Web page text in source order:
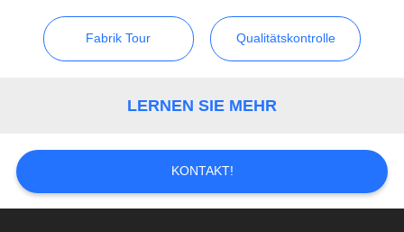
ZITAT
PRIVACY
POLICY
Fabrik Tour Qualitätskontrolle
LERNEN SIE MEHR
KONTAKT!